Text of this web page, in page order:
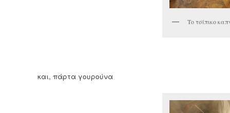
Το τσίπικο
και, πάρτα γουρούνα